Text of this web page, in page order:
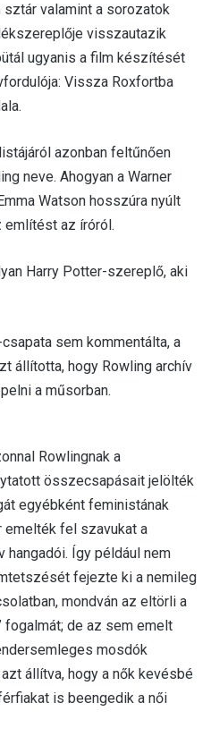
sztár valamint a sorozatok
visszautazik
ugyanis a film készítését
Vissza Roxfortba
azonban feltűnően
neve. Ahogyan a Warner
Watson hosszúra nyúlt
említést az íróról.
Harry Potter-szereplő, aki
sem kommentálta, a
állította, hogy Rowling archív
a műsorban.
Rowlingnak a
összecsapásait jelölték
egyébként feministának
fel szavukat a
Így például nem
fejezte ki a nemileg
mondván az eltörli a
fogalmát; de az sem emelt
mosdók
azt állítva, hogy a nők kevésbé
is beengedik a női